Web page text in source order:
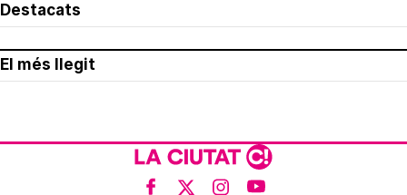
Destacats
El més llegit